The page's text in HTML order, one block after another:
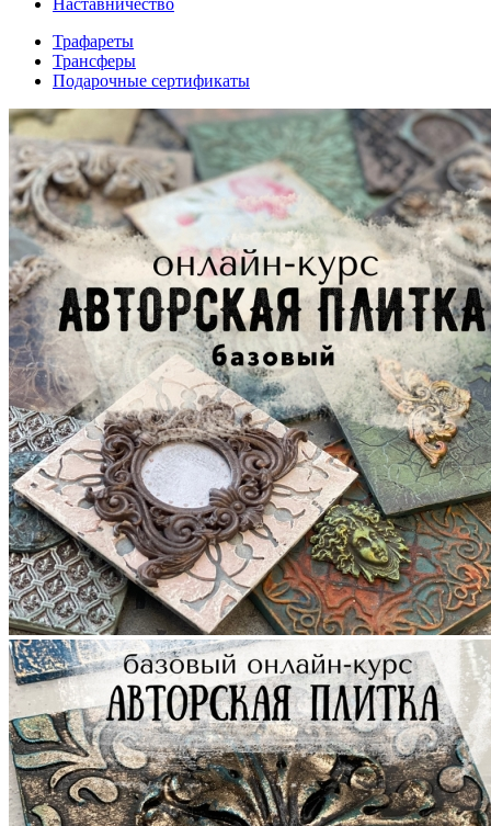
Наставничество
Трафареты
Трансферы
Подарочные сертификаты